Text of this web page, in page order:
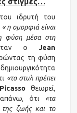
ιδρυτή του
« η ομορφιά είναι
φύση μέσα στη
οJean
τη φύση
«το στυλ πρέπει
θεωρεί,
ότι «τα
ζωής και το